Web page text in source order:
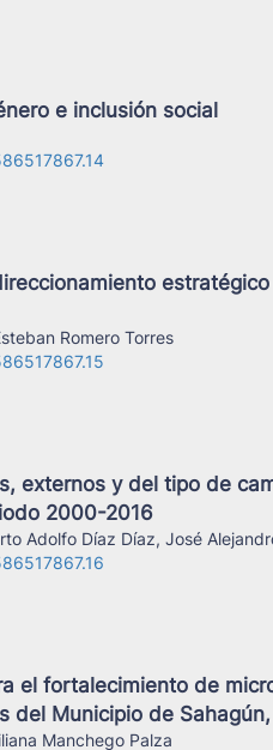
e inclusión social
Romero Torres
externos y del tipo de
2000-2016
Adolfo Díaz Díaz, José
el fortalecimiento de
del Municipio de
Manchego Palza